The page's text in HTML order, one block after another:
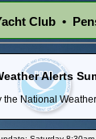
Club •